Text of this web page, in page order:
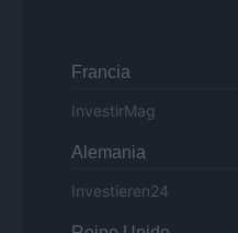
Francia
InvestirMag
Alemania
Investieren24